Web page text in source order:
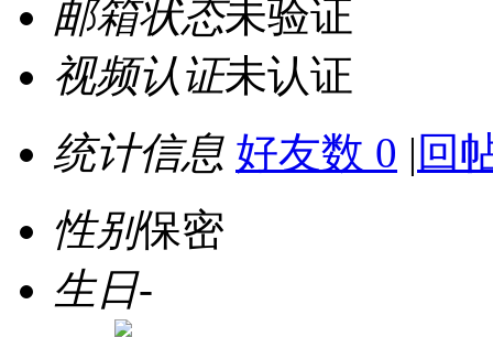
邮箱状态未验证
视频认证未认证
统计信息 好友数 0 | 回
性别保密
生日-